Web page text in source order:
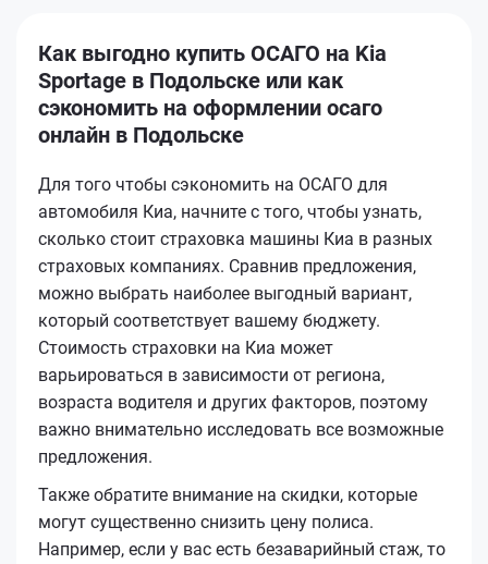
Как выгодно купить ОСАГО на Kia
Sportage в Подольске или как
сэкономить на оформлении осаго
онлайн в Подольске
Для того чтобы сэкономить на ОСАГО для
автомобиля Киа, начните с того, чтобы узнать,
сколько стоит страховка машины Киа в разных
страховых компаниях. Сравнив предложения,
можно выбрать наиболее выгодный вариант,
который соответствует вашему бюджету.
Стоимость страховки на Киа может
варьироваться в зависимости от региона,
возраста водителя и других факторов, поэтому
важно внимательно исследовать все возможные
предложения.
Также обратите внимание на скидки, которые
могут существенно снизить цену полиса.
Например, если у вас есть безаварийный стаж, то